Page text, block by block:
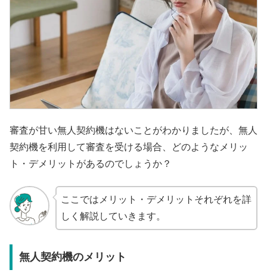
審査が甘い無人契約機はないことがわかりましたが、無人
契約機を利用して審査を受ける場合、どのようなメリッ
ト・デメリットがあるのでしょうか？
ここではメリット・デメリットそれぞれを詳
しく解説していきます。
無人契約機のメリット